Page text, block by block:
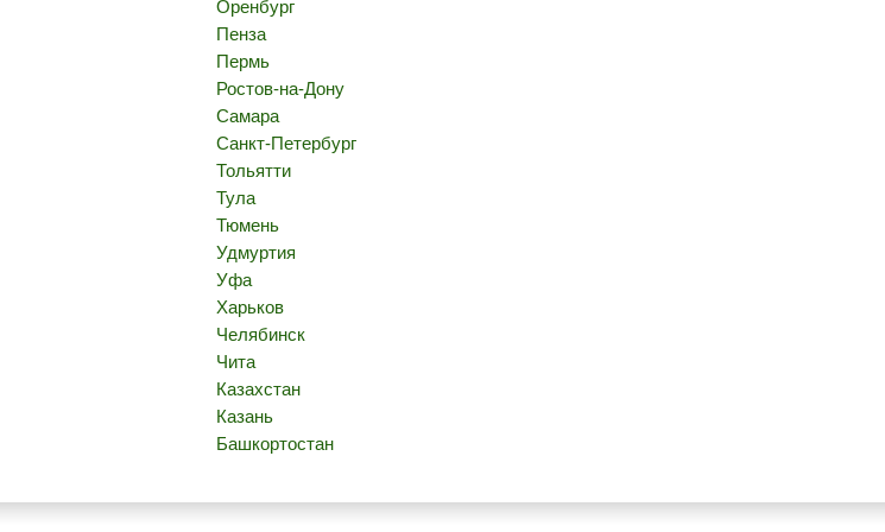
Оренбург
Пенза
Пермь
Ростов-на-Дону
Самара
Санкт-Петербург
Тольятти
Тула
Тюмень
Удмуртия
Уфа
Харьков
Челябинск
Чита
Казахстан
Казань
Башкортостан